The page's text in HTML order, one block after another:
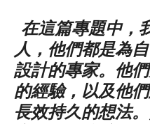
在這篇專題中，
人，他們都是為
設計的專家。他
的經驗，以及他
長效持久的想法